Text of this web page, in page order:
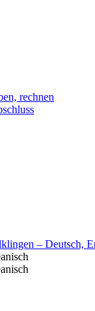
rechnen
– Deutsch,